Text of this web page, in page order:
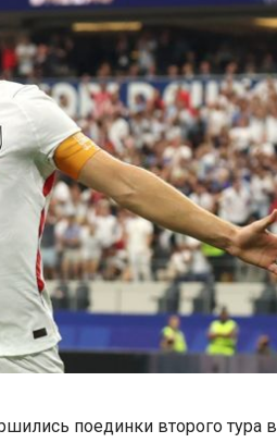
поединки второго тура в